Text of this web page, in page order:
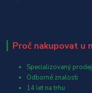
Proč nakupovat u
Specializovaný prodej
Odborné znalosti
14 let na trhu